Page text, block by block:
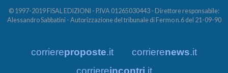
© 1997-2019 FISAL EDIZIONI - P.IVA 01265030443 - Direttore responsabile:
Alessandro Sabbatini - Autorizzazione del tribunale di Fermo n.6 del 21-09-90
corriereproposte.it corrierenews.it